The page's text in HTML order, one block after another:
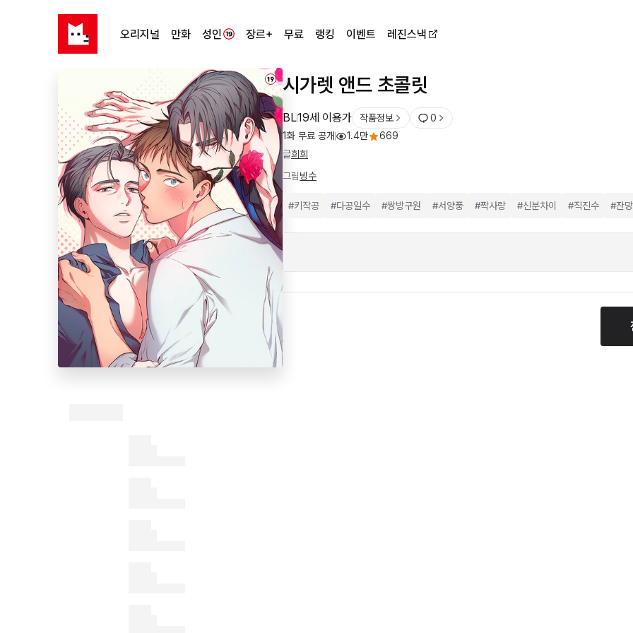
오리지널 만화 성인 장르+ 무료 랭킹 이벤트 레진스낵
시가렛 앤드 초콜릿
BL19세 이용가 작품정보
0
1화 무료 공개
1.4만
669
글희희
그림빙수
#키작공 #다공일수 #쌍방구원 #서양풍 #짝사랑 #신분차이 #직진수 #잔